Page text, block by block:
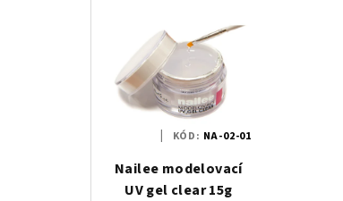
Nailee modelovací
UV gel clear 15g
KÓD: NA-02-01